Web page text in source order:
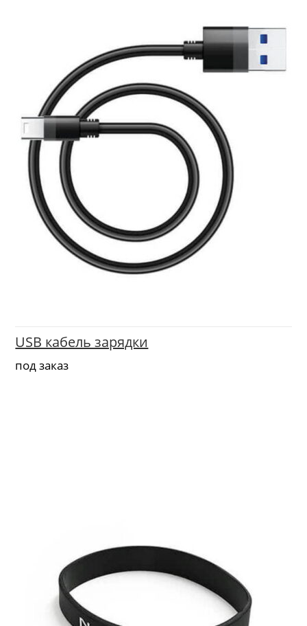
USB кабель зарядки
под заказ